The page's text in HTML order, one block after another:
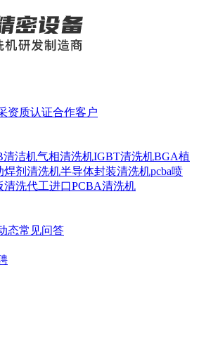
资质认证合作客户
清洁机气相清洗机IGBT清洗机BGA植
焊剂清洗机半导体封装清洗机pcba喷
清洗代工进口PCBA清洗机
态常见问答